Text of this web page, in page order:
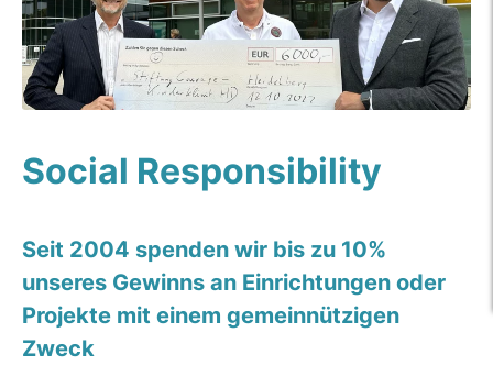
Social Responsibility
Seit 2004 spenden wir bis zu 10%
unseres Gewinns an Einrichtungen oder
Projekte mit einem gemeinnützigen
Zweck